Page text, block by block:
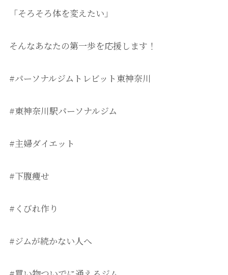
「そろそろ体を変えたい」
そんなあなたの第一歩を応援します！
#パーソナルジムトレビット東神奈川
#東神奈川駅パーソナルジム
#主婦ダイエット
#下腹痩せ
#くびれ作り
#ジムが続かない人へ